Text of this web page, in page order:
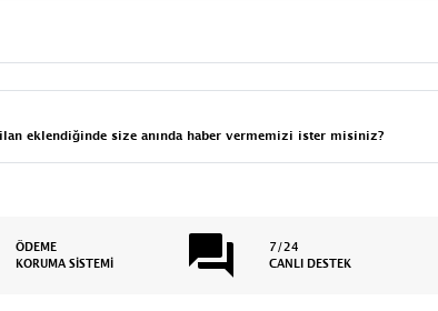
eklendiğinde size anında haber vermemizi ister misiniz?
ÖDEME
KORUMA SİSTEMİ
7/24
CANLI DESTEK